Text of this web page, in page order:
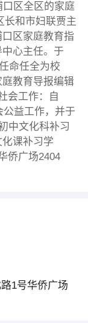
区全区的家庭
长和市妇联贾主
区家庭教育指
心主任。于
命任全为校
教育导报编辑
会工作：自
公益工作，并于
中文化科补习
课补习学
侨广场2404
1号华侨广场